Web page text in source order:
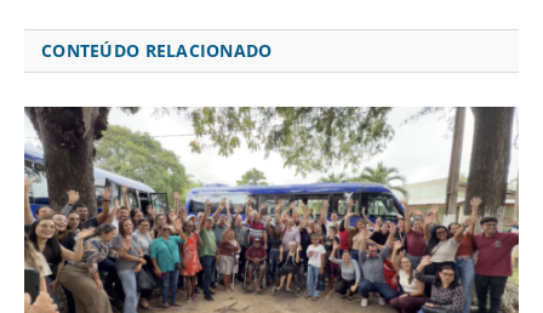
CONTEÚDO RELACIONADO